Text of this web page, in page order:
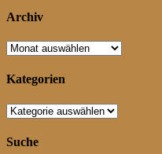
Archiv
Archiv
Kategorien
Kategorien
Suche